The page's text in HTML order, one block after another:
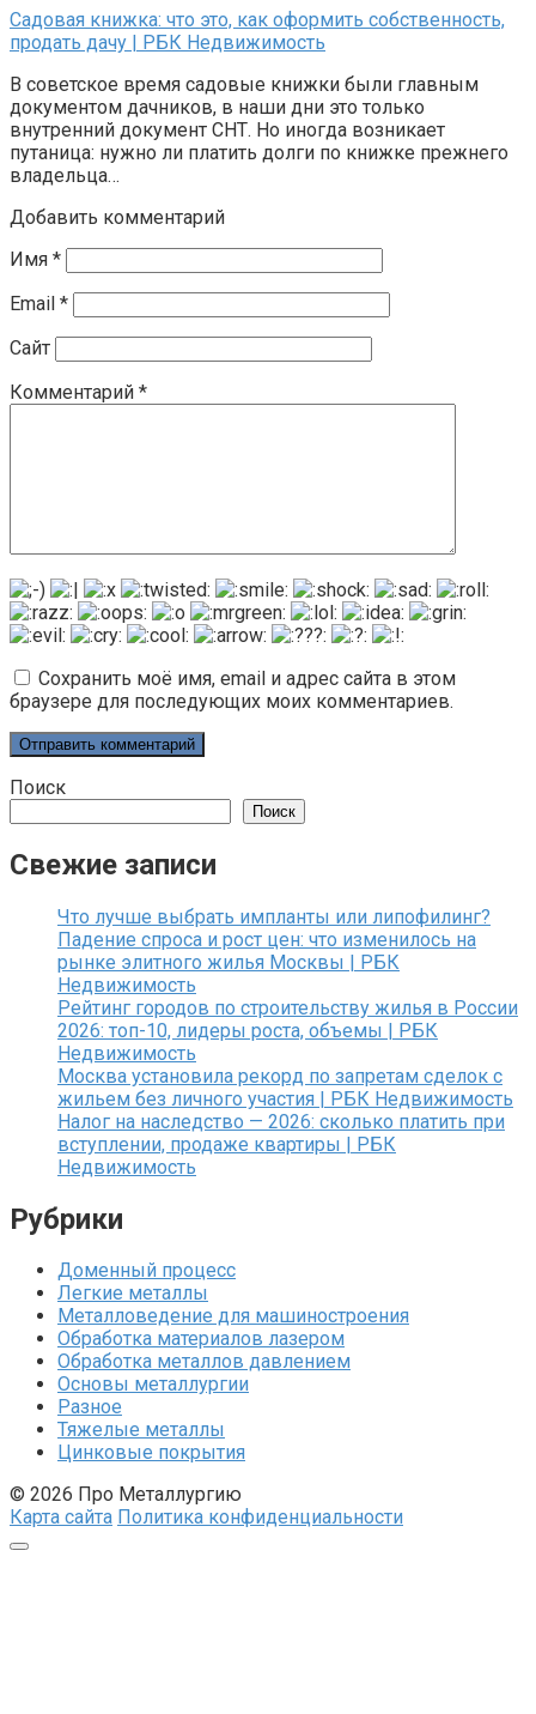
Садовая книжка: что это, как оформить собственность,
продать дачу | РБК Недвижимость
В советское время садовые книжки были главным
документом дачников, в наши дни это только
внутренний документ СНТ. Но иногда возникает
путаница: нужно ли платить долги по книжке прежнего
владельца…
Добавить комментарий
Имя *
Email *
Сайт
Комментарий *
Сохранить моё имя, email и адрес сайта в этом
браузере для последующих моих комментариев.
Поиск
Поиск
Свежие записи
Что лучше выбрать импланты или липофилинг?
Падение спроса и рост цен: что изменилось на
рынке элитного жилья Москвы | РБК
Недвижимость
Рейтинг городов по строительству жилья в России
2026: топ-10, лидеры роста, объемы | РБК
Недвижимость
Москва установила рекорд по запретам сделок с
жильем без личного участия | РБК Недвижимость
Налог на наследство — 2026: сколько платить при
вступлении, продаже квартиры | РБК
Недвижимость
Рубрики
Доменный процесс
Легкие металлы
Металловедение для машиностроения
Обработка материалов лазером
Обработка металлов давлением
Основы металлургии
Разное
Тяжелые металлы
Цинковые покрытия
© 2026 Про Металлургию
Карта сайта Политика конфиденциальности